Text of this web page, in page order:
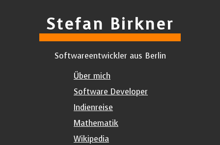
Stefan Birkner
Softwareentwickler aus Berlin
Über mich
Software Developer
Indienreise
Mathematik
Wikipedia